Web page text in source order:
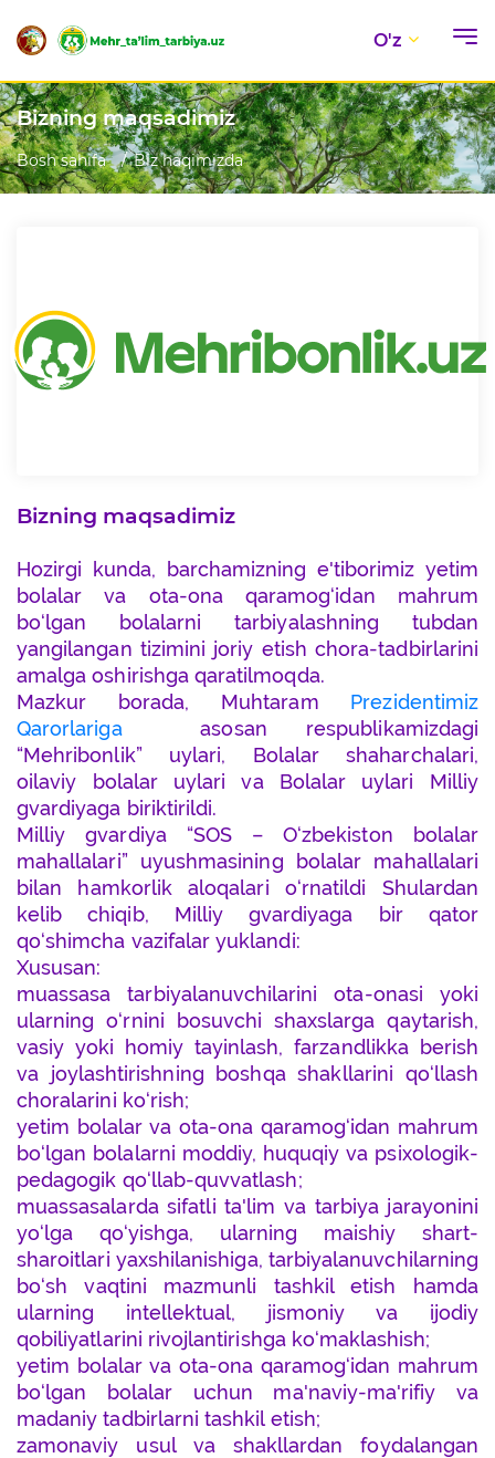
O'z
Bizning maqsadimiz
Bosh sahifa Biz haqimizda
Bizning maqsadimiz
Hozirgi kunda, barchamizning e'tiborimiz yetim
bolalar va ota-ona qaramog‘idan mahrum
bo‘lgan bolalarni tarbiyalashning tubdan
yangilangan tizimini joriy etish chora-tadbirlarini
amalga oshirishga qaratilmoqda.
Mazkur borada, Muhtaram Prezidentimiz
Qarorlarigaasosan respublikamizdagi
“Mehribonlik” uylari, Bolalar shaharchalari,
oilaviy bolalar uylari va Bolalar uylari Milliy
gvardiyaga biriktirildi.
Milliy gvardiya “SOS – O‘zbekiston bolalar
mahallalari” uyushmasining bolalar mahallalari
bilan hamkorlik aloqalari o‘rnatildi Shulardan
kelib chiqib, Milliy gvardiyaga bir qator
qo‘shimcha vazifalar yuklandi:
Xususan:
muassasa tarbiyalanuvchilarini ota-onasi yoki
ularning o‘rnini bosuvchi shaxslarga qaytarish,
vasiy yoki homiy tayinlash, farzandlikka berish
va joylashtirishning boshqa shakllarini qo‘llash
choralarini ko‘rish;
yetim bolalar va ota-ona qaramog‘idan mahrum
bo‘lgan bolalarni moddiy, huquqiy va psixologik-
pedagogik qo‘llab-quvvatlash;
muassasalarda sifatli ta'lim va tarbiya jarayonini
yo‘lga qo‘yishga, ularning maishiy shart-
sharoitlari yaxshilanishiga, tarbiyalanuvchilarning
bo‘sh vaqtini mazmunli tashkil etish hamda
ularning intellektual, jismoniy va ijodiy
qobiliyatlarini rivojlantirishga ko‘maklashish;
yetim bolalar va ota-ona qaramog‘idan mahrum
bo‘lgan bolalar uchun ma'naviy-ma'rifiy va
madaniy tadbirlarni tashkil etish;
zamonaviy usul va shakllardan foydalangan